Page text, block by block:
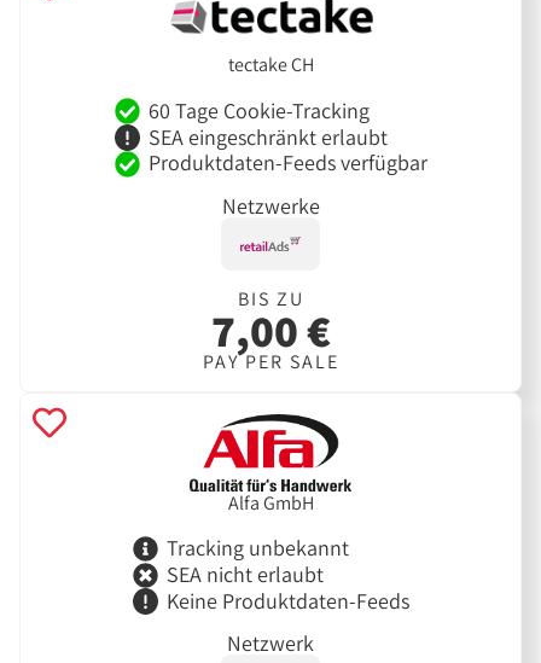
tectake CH
60 Tage Cookie-Tracking
SEA eingeschränkt erlaubt
Produktdaten-Feeds verfügbar
Netzwerke
BIS ZU
7,00 €
PAY PER SALE
Alfa GmbH
Tracking unbekannt
SEA nicht erlaubt
Keine Produktdaten-Feeds
Netzwerk